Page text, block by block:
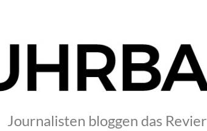
Journalisten bloggen das Revier